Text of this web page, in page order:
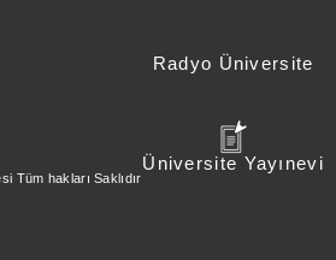
Radyo Üniversite
Üniversite Yayınevi
Tüm hakları Saklıdır